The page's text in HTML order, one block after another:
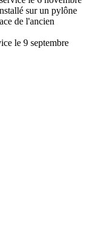
sur un pylône
de l'ancien
le 9 septembre